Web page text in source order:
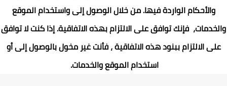
والأحكام الواردة فيها. من خلال الوصول إلى واستخدام الموقع
والخدمات، فإنك توافق على الالتزام بهذه الاتفاقية. إذا كنت لا توافق
على الالتزام ببنود هذه الاتفاقية ، فأنت غير مخول بالوصول إلى أو
استخدام الموقع والخدمات.